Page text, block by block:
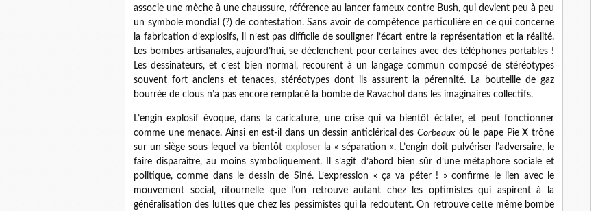
associe une mèche à une chaussure, référence au lancer fameux contre Bush, qui devient peu à peu
un symbole mondial (?) de contestation. Sans avoir de compétence particulière en ce qui concerne
la fabrication d’explosifs, il n’est pas difficile de souligner l’écart entre la représentation et la réalité.
Les bombes artisanales, aujourd’hui, se déclenchent pour certaines avec des téléphones portables !
Les dessinateurs, et c’est bien normal, recourent à un langage commun composé de stéréotypes
souvent fort anciens et tenaces, stéréotypes dont ils assurent la pérennité. La bouteille de gaz
bourrée de clous n’a pas encore remplacé la bombe de Ravachol dans les imaginaires collectifs.
L’engin explosif évoque, dans la caricature, une crise qui va bientôt éclater, et peut fonctionner
comme une menace. Ainsi en est-il dans un dessin anticlérical desCorbeaux où le pape Pie X trône
sur un siège sous lequel va bientôt exploser la « séparation ». L’engin doit pulvériser l’adversaire, le
faire disparaître, au moins symboliquement. Il s’agit d’abord bien sûr d’une métaphore sociale et
politique, comme dans le dessin de Siné. L’expression « ça va péter ! » confirme le lien avec le
mouvement social, ritournelle que l’on retrouve autant chez les optimistes qui aspirent à la
généralisation des luttes que chez les pessimistes qui la redoutent. On retrouve cette même bombe